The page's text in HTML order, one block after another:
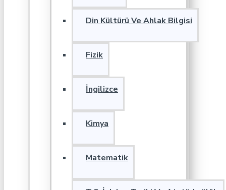
Din Kültürü Ve Ahlak Bilgisi
Fizik
İngilizce
Kimya
Matematik